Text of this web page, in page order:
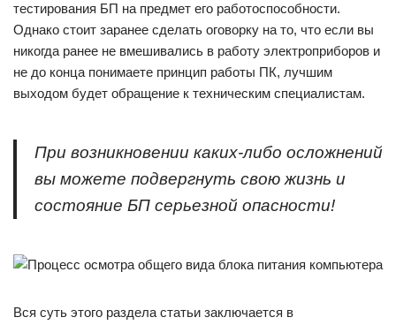
тестирования БП на предмет его работоспособности.
Однако стоит заранее сделать оговорку на то, что если вы
никогда ранее не вмешивались в работу электроприборов и
не до конца понимаете принцип работы ПК, лучшим
выходом будет обращение к техническим специалистам.
При возникновении каких-либо осложнений
вы можете подвергнуть свою жизнь и
состояние БП серьезной опасности!
Вся суть этого раздела статьи заключается в